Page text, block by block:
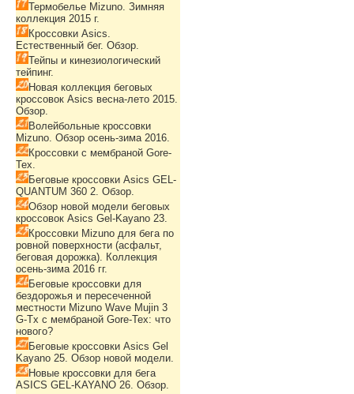
Термобелье Mizuno. Зимняя
коллекция 2015 г.
Кроссовки Asics.
Естественный бег. Обзор.
Тейпы и кинезиологический
тейпинг.
Новая коллекция беговых
кроссовок Asics весна-лето 2015.
Обзор.
Волейбольные кроссовки
Mizuno. Обзор осень-зима 2016.
Кроссовки с мембраной Gore-
Tex.
Беговые кроссовки Asics GEL-
QUANTUM 360 2. Обзор.
Обзор новой модели беговых
кроссовок Asics Gel-Kayano 23.
Кроссовки Mizuno для бега по
ровной поверхности (асфальт,
беговая дорожка). Коллекция
осень-зима 2016 гг.
Беговые кроссовки для
бездорожья и пересеченной
местности Mizuno Wave Mujin 3
G-Tx с мембраной Gore-Tex: что
нового?
Беговые кроссовки Asics Gel
Kayano 25. Обзор новой модели.
Новые кроссовки для бега
ASICS GEL-KAYANO 26. Обзор.